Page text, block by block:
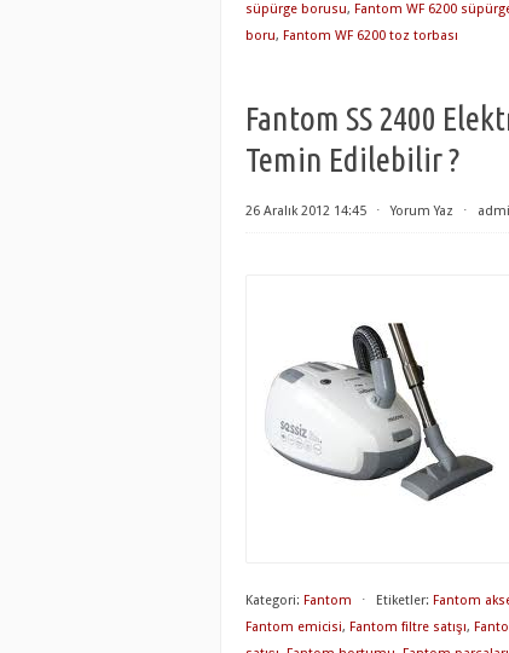
süpürge borusu, Fantom WF 6200
boru, Fantom WF 6200 toz torbası
Fantom SS 2400
Temin Edilebilir ?
26 Aralık 2012 14:45 ⋅ Yorum Yaz ⋅
Kategori: Fantom ⋅ Etiketler: Fantom
Fantom emicisi, Fantom filtre satışı,